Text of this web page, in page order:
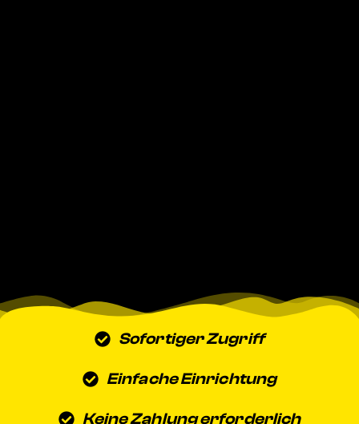
Sofortiger Zugriff
Einfache Einrichtung
Keine Zahlung erforderlich